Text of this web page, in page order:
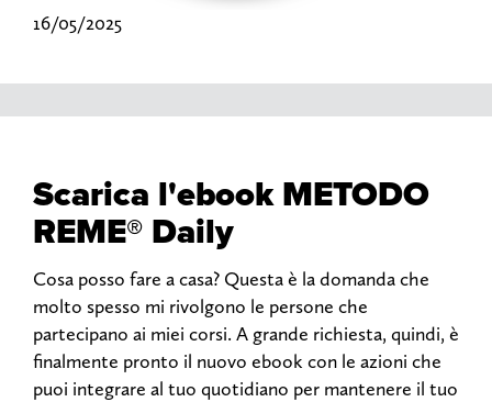
16/05/2025
Scarica l'ebook METODO
REME® Daily
Cosa posso fare a casa? Questa è la domanda che
molto spesso mi rivolgono le persone che
partecipano ai miei corsi. A grande richiesta, quindi, è
finalmente pronto il nuovo ebook con le azioni che
puoi integrare al tuo quotidiano per mantenere il tuo